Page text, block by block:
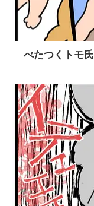
べたつくトモ氏